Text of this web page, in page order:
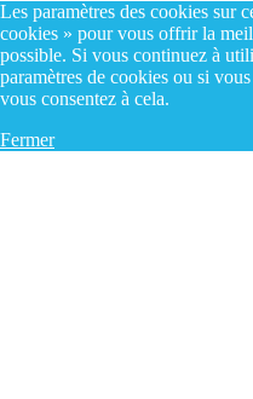
Les paramètres des cookies sur
cookies » pour vous offrir la
possible. Si vous continuez à
paramètres de cookies ou si
vous consentez à cela.
Fermer